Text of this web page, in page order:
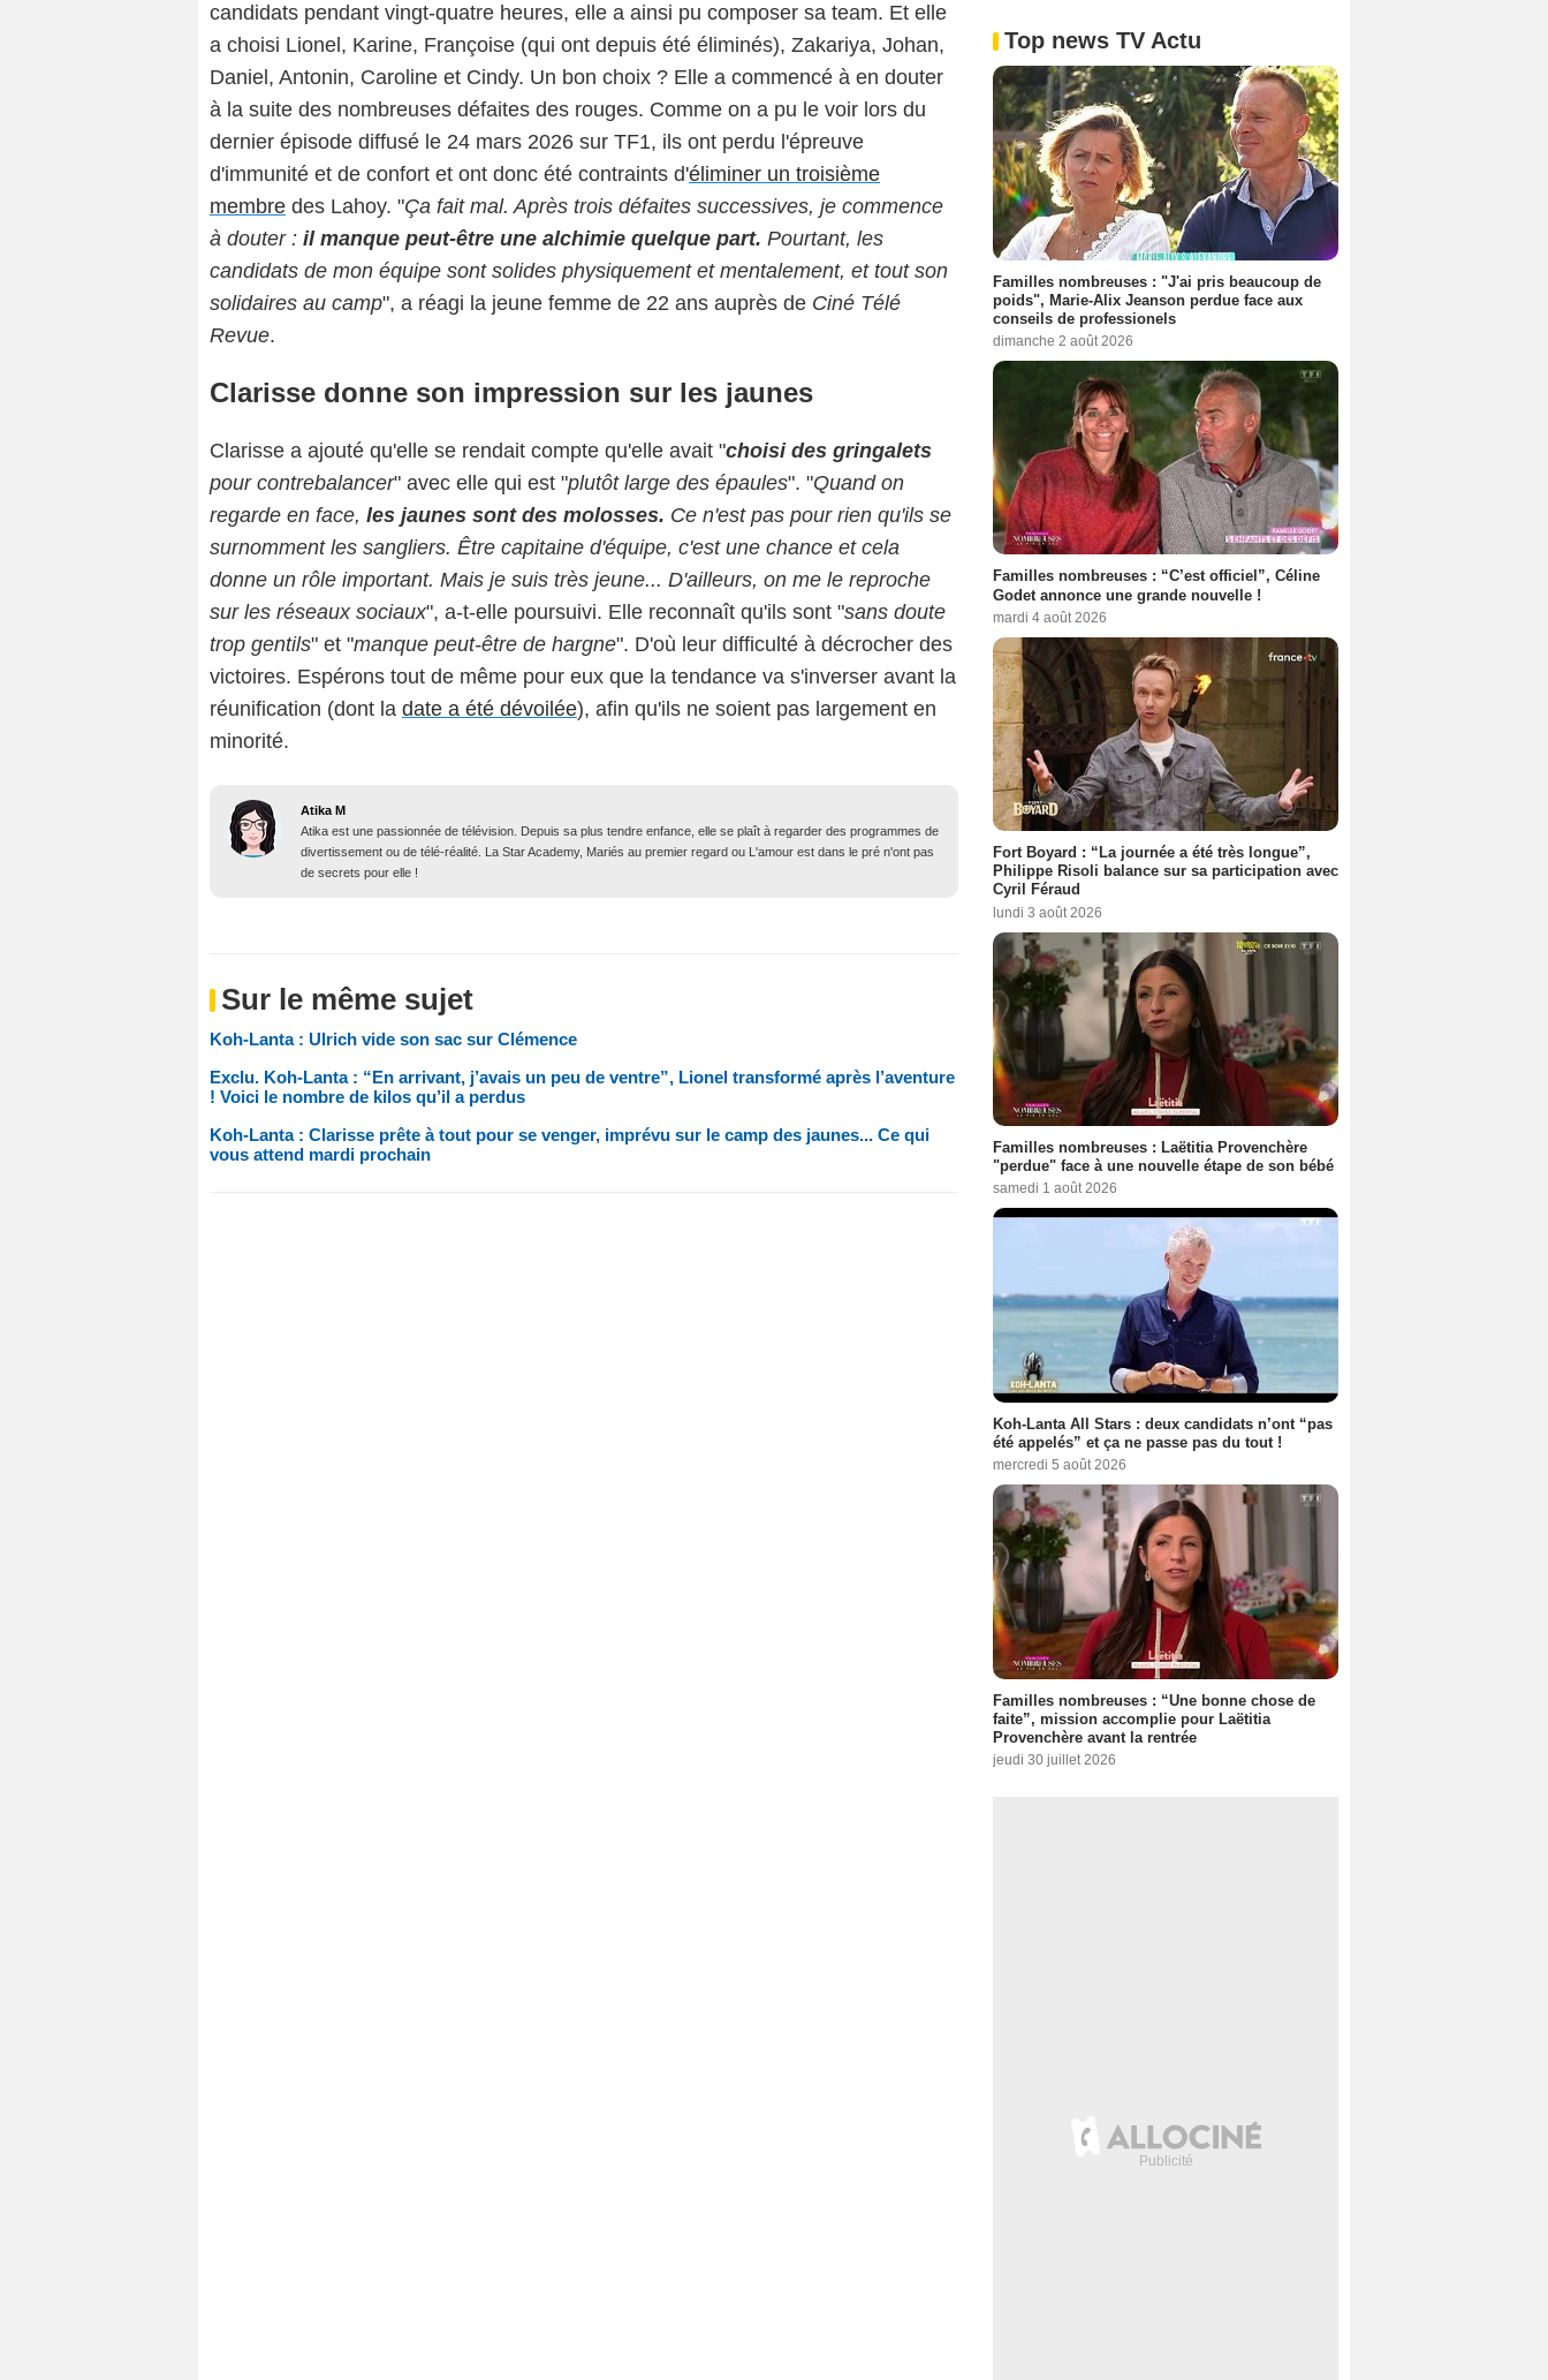
candidats pendant vingt-quatre heures, elle a ainsi pu composer sa team. Et elle
a choisi Lionel, Karine, Françoise (qui ont depuis été éliminés), Zakariya, Johan,
Daniel, Antonin, Caroline et Cindy. Un bon choix ? Elle a commencé à en douter
à la suite des nombreuses défaites des rouges. Comme on a pu le voir lors du
dernier épisode diffusé le 24 mars 2026 sur TF1, ils ont perdu l'épreuve
d'immunité et de confort et ont donc été contraints d'éliminer un troisième
membre des Lahoy. "Ça fait mal. Après trois défaites successives, je commence
à douter : il manque peut-être une alchimie quelque part. Pourtant, les
candidats de mon équipe sont solides physiquement et mentalement, et tout son
solidaires au camp", a réagi la jeune femme de 22 ans auprès de Ciné Télé
Revue.
Clarisse donne son impression sur les jaunes
Clarisse a ajouté qu'elle se rendait compte qu'elle avait "choisi des gringalets
pour contrebalancer" avec elle qui est "plutôt large des épaules". "Quand on
regarde en face, les jaunes sont des molosses. Ce n'est pas pour rien qu'ils se
surnomment les sangliers. Être capitaine d'équipe, c'est une chance et cela
donne un rôle important. Mais je suis très jeune... D'ailleurs, on me le reproche
sur les réseaux sociaux", a-t-elle poursuivi. Elle reconnaît qu'ils sont "sans doute
trop gentils" et "manque peut-être de hargne". D'où leur difficulté à décrocher des
victoires. Espérons tout de même pour eux que la tendance va s'inverser avant la
réunification (dont la date a été dévoilée), afin qu'ils ne soient pas largement en
minorité.
Atika M
Atika est une passionnée de télévision. Depuis sa plus tendre enfance, elle se plaît à regarder des programmes de
divertissement ou de télé-réalité. La Star Academy, Mariés au premier regard ou L'amour est dans le pré n'ont pas
de secrets pour elle !
Sur le même sujet
Koh-Lanta : Ulrich vide son sac sur Clémence
Exclu. Koh-Lanta : “En arrivant, j’avais un peu de ventre”, Lionel transformé après l’aventure
! Voici le nombre de kilos qu’il a perdus
Koh-Lanta : Clarisse prête à tout pour se venger, imprévu sur le camp des jaunes... Ce qui
vous attend mardi prochain
Top news TV Actu
Familles nombreuses : "J'ai pris beaucoup de
poids", Marie-Alix Jeanson perdue face aux
conseils de professionels
dimanche 2 août 2026
Familles nombreuses : “C’est officiel”, Céline
Godet annonce une grande nouvelle !
mardi 4 août 2026
Fort Boyard : “La journée a été très longue”,
Philippe Risoli balance sur sa participation avec
Cyril Féraud
lundi 3 août 2026
Familles nombreuses : Laëtitia Provenchère
"perdue" face à une nouvelle étape de son bébé
samedi 1 août 2026
Koh-Lanta All Stars : deux candidats n’ont “pas
été appelés” et ça ne passe pas du tout !
mercredi 5 août 2026
Familles nombreuses : “Une bonne chose de
faite”, mission accomplie pour Laëtitia
Provenchère avant la rentrée
jeudi 30 juillet 2026